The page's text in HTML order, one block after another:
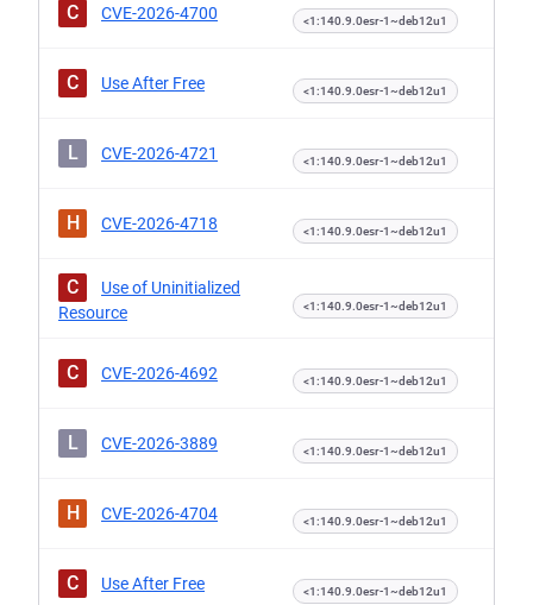
C CVE-2026-4700 <1:140.9.0esr-1~deb12u1
C Use After Free <1:140.9.0esr-1~deb12u1
L CVE-2026-4721 <1:140.9.0esr-1~deb12u1
H CVE-2026-4718 <1:140.9.0esr-1~deb12u1
C
Use of Uninitialized
Resource
<1:140.9.0esr-1~deb12u1
C CVE-2026-4692 <1:140.9.0esr-1~deb12u1
L CVE-2026-3889 <1:140.9.0esr-1~deb12u1
H CVE-2026-4704 <1:140.9.0esr-1~deb12u1
C Use After Free <1:140.9.0esr-1~deb12u1